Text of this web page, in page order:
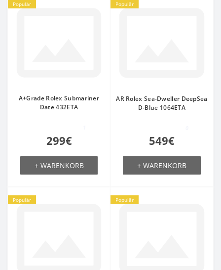
Populär
A+Grade Rolex Submariner
Date 432ETA
299€
+ WARENKORB
Populär
AR Rolex Sea-Dweller DeepSea
D-Blue 1064ETA
549€
+ WARENKORB
Populär Populär